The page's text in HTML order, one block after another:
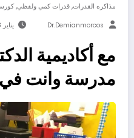
مذاكره القدرات, قدرات كمي ولفظي,
Dr.demianmorcos يناير 28, 2026
مع أكاديمية
مدرسة وانت في